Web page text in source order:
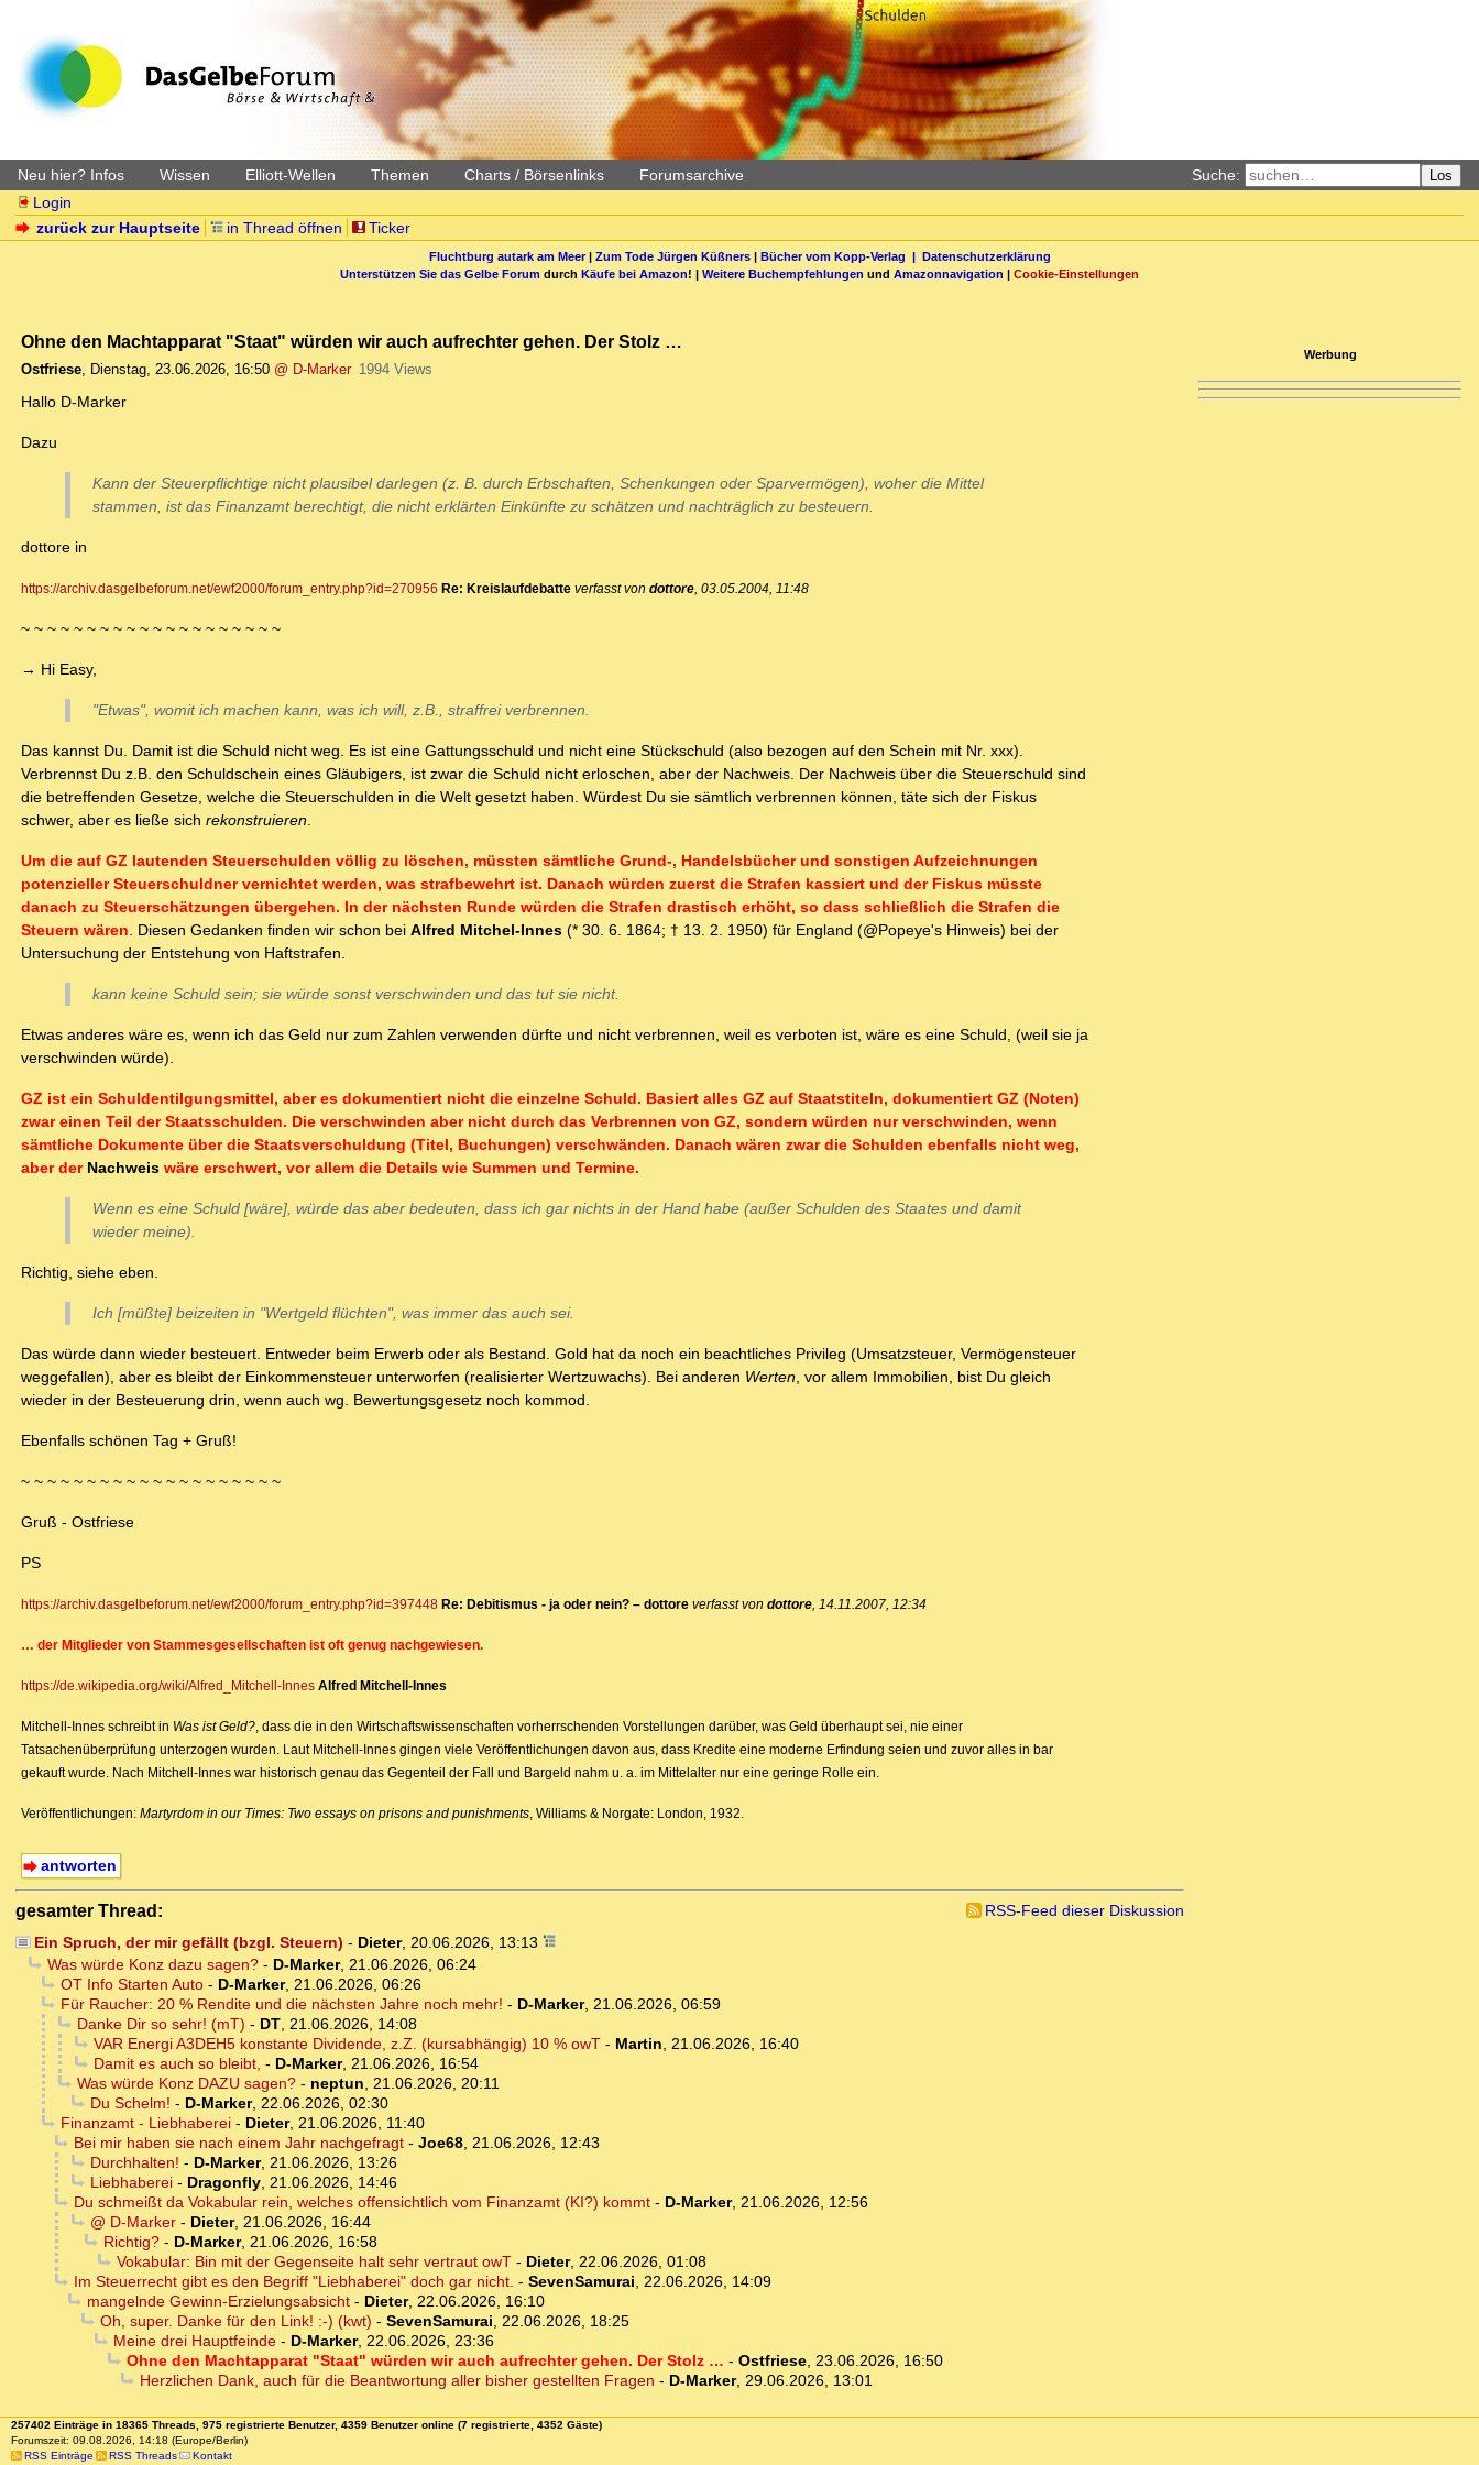
Neu hier? Infos Wissen Elliott-Wellen Themen Charts / Börsenlinks Forumsarchive Suche: Los
Login
zurück zur Hauptseite
in Thread öffnen Ticker
Fluchtburg autark am Meer| Zum Tode Jürgen Küßners| Bücher vom Kopp-Verlag | Datenschutzerklärung
Unterstützen Sie das Gelbe Forum durch Käufe bei Amazon! | Weitere Buchempfehlungen und Amazonnavigation | Cookie-Einstellungen
Ohne den Machtapparat "Staat" würden wir auch aufrechter gehen. Der Stolz …
Ostfriese, Dienstag, 23.06.2026, 16:50 @ D-Marker 1994 Views
Hallo D-Marker
Dazu
Kann der Steuerpflichtige nicht plausibel darlegen (z. B. durch Erbschaften, Schenkungen oder Sparvermögen), woher die Mittel
stammen, ist das Finanzamt berechtigt, die nicht erklärten Einkünfte zu schätzen und nachträglich zu besteuern.
dottore in
https://archiv.dasgelbeforum.net/ewf2000/forum_entry.php?id=270956 Re: Kreislaufdebatte verfasst von dottore , 03.05.2004, 11:48
~ ~ ~ ~ ~ ~ ~ ~ ~ ~ ~ ~ ~ ~ ~ ~ ~ ~ ~ ~
→ Hi Easy,
"Etwas", womit ich machen kann, was ich will, z.B., straffrei verbrennen.
Das kannst Du. Damit ist die Schuld nicht weg. Es ist eine Gattungsschuld und nicht eine Stückschuld (also bezogen auf den Schein mit Nr. xxx).
Verbrennst Du z.B. den Schuldschein eines Gläubigers, ist zwar die Schuld nicht erloschen, aber der Nachweis. Der Nachweis über die Steuerschuld sind
die betreffenden Gesetze, welche die Steuerschulden in die Welt gesetzt haben. Würdest Du sie sämtlich verbrennen können, täte sich der Fiskus
schwer, aber es ließe sich rekonstruieren.
Um die auf GZ lautenden Steuerschulden völlig zu löschen, müssten sämtliche Grund-, Handelsbücher und sonstigen Aufzeichnungen
potenzieller Steuerschuldner vernichtet werden, was strafbewehrt ist. Danach würden zuerst die Strafen kassiert und der Fiskus müsste
danach zu Steuerschätzungen übergehen. In der nächsten Runde würden die Strafen drastisch erhöht, so dass schließlich die Strafen die
Steuern wären. Diesen Gedanken finden wir schon bei Alfred Mitchel-Innes (* 30. 6. 1864; † 13. 2. 1950) für England (@Popeye's Hinweis) bei der
Untersuchung der Entstehung von Haftstrafen.
kann keine Schuld sein; sie würde sonst verschwinden und das tut sie nicht.
Etwas anderes wäre es, wenn ich das Geld nur zum Zahlen verwenden dürfte und nicht verbrennen, weil es verboten ist, wäre es eine Schuld, (weil sie ja
verschwinden würde).
GZ ist ein Schuldentilgungsmittel, aber es dokumentiert nicht die einzelne Schuld. Basiert alles GZ auf Staatstiteln, dokumentiert GZ (Noten)
zwar einen Teil der Staatsschulden. Die verschwinden aber nicht durch das Verbrennen von GZ, sondern würden nur verschwinden, wenn
sämtliche Dokumente über die Staatsverschuldung (Titel, Buchungen) verschwänden. Danach wären zwar die Schulden ebenfalls nicht weg,
aber derNachweis wäre erschwert, vor allem die Details wie Summen und Termine.
Wenn es eine Schuld [wäre], würde das aber bedeuten, dass ich gar nichts in der Hand habe (außer Schulden des Staates und damit
wieder meine).
Richtig, siehe eben.
Ich [müßte] beizeiten in "Wertgeld flüchten", was immer das auch sei.
Das würde dann wieder besteuert. Entweder beim Erwerb oder als Bestand. Gold hat da noch ein beachtliches Privileg (Umsatzsteuer, Vermögensteuer
weggefallen), aber es bleibt der Einkommensteuer unterworfen (realisierter Wertzuwachs). Bei anderen Werten, vor allem Immobilien, bist Du gleich
wieder in der Besteuerung drin, wenn auch wg. Bewertungsgesetz noch kommod.
Ebenfalls schönen Tag + Gruß!
~ ~ ~ ~ ~ ~ ~ ~ ~ ~ ~ ~ ~ ~ ~ ~ ~ ~ ~ ~
Gruß - Ostfriese
PS
https://archiv.dasgelbeforum.net/ewf2000/forum_entry.php?id=397448 Re: Debitismus - ja oder nein? – dottore verfasst von dottore , 14.11.2007, 12:34
… der Mitglieder von Stammesgesellschaften ist oft genug nachgewiesen.
https://de.wikipedia.org/wiki/Alfred_Mitchell-Innes Alfred Mitchell-Innes
Mitchell-Innes schreibt in Was ist Geld? , dass die in den Wirtschaftswissenschaften vorherrschenden Vorstellungen darüber, was Geld überhaupt sei, nie einer
Tatsachenüberprüfung unterzogen wurden. Laut Mitchell-Innes gingen viele Veröffentlichungen davon aus, dass Kredite eine moderne Erfindung seien und zuvor alles in bar
gekauft wurde. Nach Mitchell-Innes war historisch genau das Gegenteil der Fall und Bargeld nahm u. a. im Mittelalter nur eine geringe Rolle ein.
Veröffentlichungen: Martyrdom in our Times: Two essays on prisons and punishments , Williams & Norgate: London, 1932.
antworten
gesamter Thread:
RSS-Feed dieser Diskussion
Ein Spruch, der mir gefällt (bzgl. Steuern) - Dieter, 20.06.2026, 13:13
Was würde Konz dazu sagen?- D-Marker, 21.06.2026, 06:24
OT Info Starten Auto- D-Marker, 21.06.2026, 06:26
Für Raucher: 20 % Rendite und die nächsten Jahre noch mehr! - D-Marker, 21.06.2026, 06:59
Danke Dir so sehr! (mT) - DT, 21.06.2026, 14:08
VAR Energi A3DEH5 konstante Dividende, z.Z. (kursabhängig) 10 % owT- Martin, 21.06.2026, 16:40
Damit es auch so bleibt, - D-Marker, 21.06.2026, 16:54
Was würde Konz DAZU sagen?- neptun, 21.06.2026, 20:11
Du Schelm! - D-Marker, 22.06.2026, 02:30
Finanzamt - Liebhaberei- Dieter, 21.06.2026, 11:40
Bei mir haben sie nach einem Jahr nachgefragt- Joe68, 21.06.2026, 12:43
Durchhalten! - D-Marker, 21.06.2026, 13:26
Liebhaberei- Dragonfly, 21.06.2026, 14:46
Du schmeißt da Vokabular rein, welches offensichtlich vom Finanzamt (KI?) kommt- D-Marker, 21.06.2026, 12:56
@ D-Marker- Dieter, 21.06.2026, 16:44
Richtig?- D-Marker, 21.06.2026, 16:58
Vokabular: Bin mit der Gegenseite halt sehr vertraut owT- Dieter, 22.06.2026, 01:08
Im Steuerrecht gibt es den Begriff "Liebhaberei" doch gar nicht. - SevenSamurai, 22.06.2026, 14:09
mangelnde Gewinn-Erzielungsabsicht- Dieter, 22.06.2026, 16:10
Oh, super. Danke für den Link! :-) (kwt) - SevenSamurai, 22.06.2026, 18:25
Meine drei Hauptfeinde- D-Marker, 22.06.2026, 23:36
Ohne den Machtapparat "Staat" würden wir auch aufrechter gehen. Der Stolz … - Ostfriese, 23.06.2026, 16:50
Herzlichen Dank, auch für die Beantwortung aller bisher gestellten Fragen - D-Marker, 29.06.2026, 13:01
Werbung
257402 Einträge in 18365 Threads, 975 registrierte Benutzer, 4359 Benutzer online (7 registrierte, 4352 Gäste)
Forumszeit: 09.08.2026, 14:18 (Europe/Berlin)
RSS Einträge
RSS Threads Kontakt